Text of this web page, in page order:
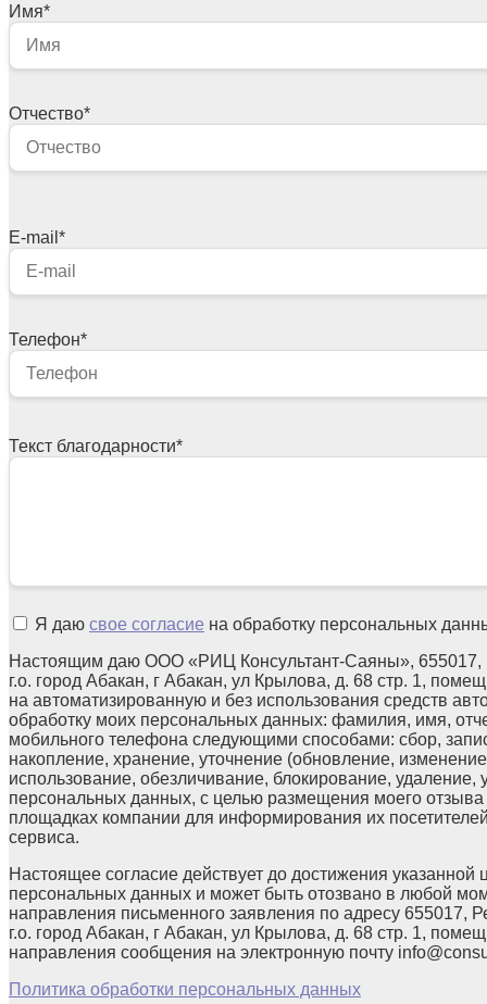
Имя*
Отчество*
E-mail *
Телефон*
Текст благодарности*
Я даю свое согласие на обработку персональных
Настоящим даю ООО «РИЦ Консультант-Саяны», 655017,
г.о. город Абакан, г Абакан, ул Крылова, д. 68 стр. 1,
на автоматизированную и без использования средств
обработку моих персональных данных: фамилия, имя,
мобильного телефона следующими способами: сбор,
накопление, хранение, уточнение (обновление,
использование, обезличивание, блокирование, удаление,
персональных данных, с целью размещения моего
площадках компании для информирования их
сервиса.
Настоящее согласие действует до достижения указанной
персональных данных и может быть отозвано в любой
направления письменного заявления по адресу 655017,
г.о. город Абакан, г Абакан, ул Крылова, д. 68 стр. 1,
направления сообщения на электронную почту
Политика обработки персональных данных